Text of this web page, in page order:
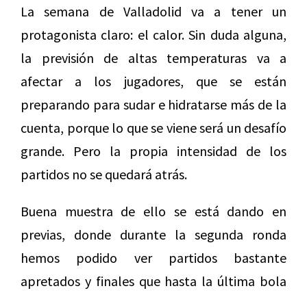
La semana de Valladolid va a tener un
protagonista claro: el calor. Sin duda alguna,
la previsión de altas temperaturas va a
afectar a los jugadores, que se están
preparando para sudar e hidratarse más de la
cuenta, porque lo que se viene será un desafío
grande. Pero la propia intensidad de los
partidos no se quedará atrás.
Buena muestra de ello se está dando en
previas, donde durante la segunda ronda
hemos podido ver partidos bastante
apretados y finales que hasta la última bola